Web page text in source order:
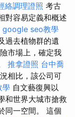
絡調理證照 考古
對容易定義和概述
google seo教學
過去植物群的遺
市場上，確定我
推拿證照 台中喬
相比，該公司可
學 自文藝復興以
和世界大城市搶救
同一空間。 這個